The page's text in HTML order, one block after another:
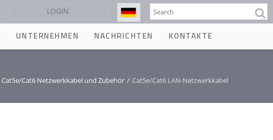
LOGIN Suche
UNTERNEHMEN NACHRICHTEN KONTAKTE
Cat5e/Cat6 Netzwerkkabel und Zubehör / Cat5e/Cat6 LAN-Netzwerkkabel